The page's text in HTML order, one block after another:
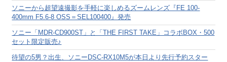
ソニーから超望遠撮影を手軽に楽しめるズームレンズ『FE 100-
400mm F5.6-8 OSS＝SEL100400』発売
ソニー「MDR-CD900ST」と「THE FIRST TAKE」コラボBOX・500
セット限定販売♪
待望の5男？出生、ソニーDSC-RX10M5が本日より先行予約スター